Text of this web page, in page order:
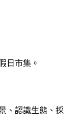
日市集。
、認識生態、採